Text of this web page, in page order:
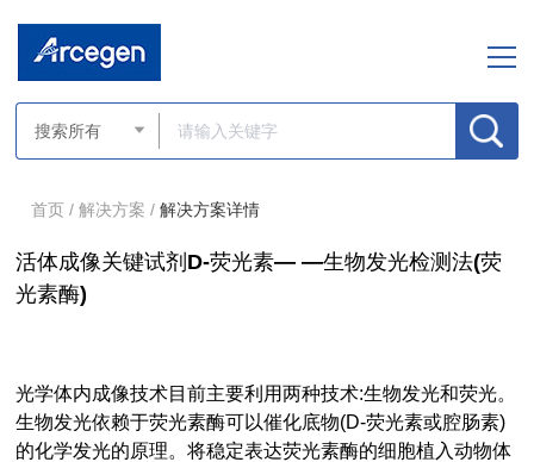
首页 / 解决方案 / 解决方案详情
活体成像关键试剂D-荧光素— —生物发光检测法(荧
光素酶)
光学体内成像技术目前主要利用两种技术:生物发光和荧光。
生物发光依赖于荧光素酶可以催化底物(D-荧光素或腔肠素)
的化学发光的原理。将稳定表达荧光素酶的细胞植入动物体